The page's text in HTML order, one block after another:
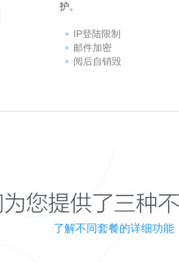
护。
IP登陆限制
邮件加密
阅后自销毁
了解不同套餐的详细功能